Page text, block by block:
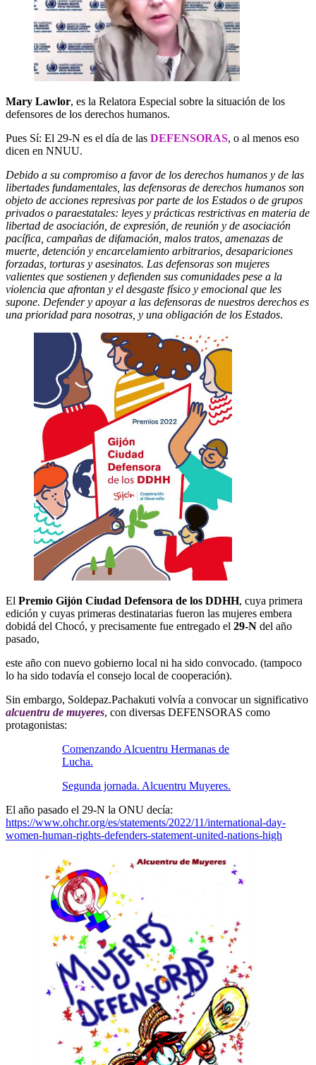
Mary Lawlor, es la Relatora Especial sobre la situación de los
defensores de los derechos humanos.
Pues Sí: El 29-N es el día de las DEFENSORAS, o al menos eso
dicen en NNUU.
Debido a su compromiso a favor de los derechos humanos y de las
libertades fundamentales, las defensoras de derechos humanos son
objeto de acciones represivas por parte de los Estados o de grupos
privados o paraestatales: leyes y prácticas restrictivas en materia de
libertad de asociación, de expresión, de reunión y de asociación
pacífica, campañas de difamación, malos tratos, amenazas de
muerte, detención y encarcelamiento arbitrarios, desapariciones
forzadas, torturas y asesinatos. Las defensoras son mujeres
valientes que sostienen y defienden sus comunidades pese a la
violencia que afrontan y el desgaste físico y emocional que les
supone. Defender y apoyar a las defensoras de nuestros derechos es
una prioridad para nosotras, y una obligación de los Estados.
El Premio Gijón Ciudad Defensora de los DDHH, cuya primera
edición y cuyas primeras destinatarias fueron las mujeres embera
dobidá del Chocó, y precisamente fue entregado el 29-N del año
pasado,
este año con nuevo gobierno local ni ha sido convocado. (tampoco
lo ha sido todavía el consejo local de cooperación).
Sin embargo, Soldepaz.Pachakuti volvía a convocar un significativo
alcuentru de muyeres, con diversas DEFENSORAS como
protagonistas:
Comenzando Alcuentru Hermanas de
Lucha.
Segunda jornada. Alcuentru Muyeres.
El año pasado el 29-N la ONU decía:
https://www.ohchr.org/es/statements/2022/11/international-day-
women-human-rights-defenders-statement-united-nations-high